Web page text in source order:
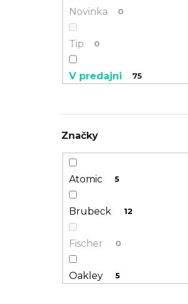
Novinka 0
Tip 0
V predajni 75
Značky
Atomic 5
Brubeck 12
Fischer 0
Oakley 5